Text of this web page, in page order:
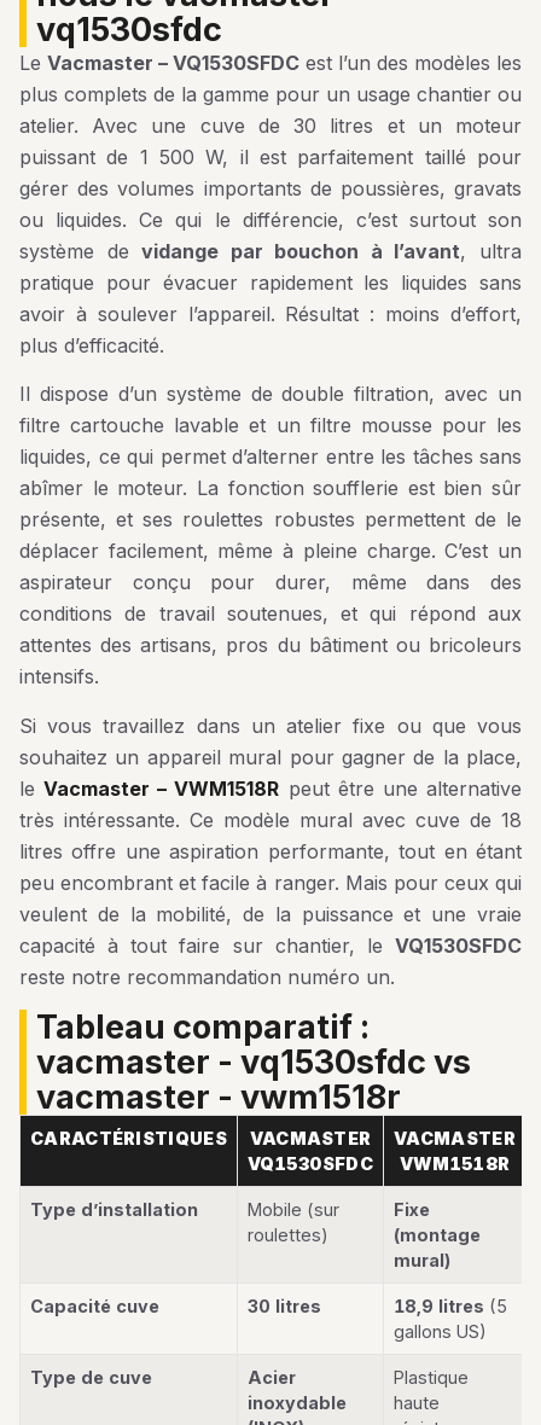
vq1530sfdc
Le Vacmaster – VQ1530SFDC est l’un des modèles les
plus complets de la gamme pour un usage chantier ou
atelier. Avec une cuve de 30 litres et un moteur
puissant de 1 500 W, il est parfaitement taillé pour
gérer des volumes importants de poussières, gravats
ou liquides. Ce qui le différencie, c’est surtout son
système devidange par bouchon à l’avant, ultra
pratique pour évacuer rapidement les liquides sans
avoir à soulever l’appareil. Résultat : moins d’effort,
plus d’efficacité.
Il dispose d’un système de double filtration, avec un
filtre cartouche lavable et un filtre mousse pour les
liquides, ce qui permet d’alterner entre les tâches sans
abîmer le moteur. La fonction soufflerie est bien sûr
présente, et ses roulettes robustes permettent de le
déplacer facilement, même à pleine charge. C’est un
aspirateur conçu pour durer, même dans des
conditions de travail soutenues, et qui répond aux
attentes des artisans, pros du bâtiment ou bricoleurs
intensifs.
Si vous travaillez dans un atelier fixe ou que vous
souhaitez un appareil mural pour gagner de la place,
leVacmaster – VWM1518R peut être une alternative
très intéressante. Ce modèle mural avec cuve de 18
litres offre une aspiration performante, tout en étant
peu encombrant et facile à ranger. Mais pour ceux qui
veulent de la mobilité, de la puissance et une vraie
capacité à tout faire sur chantier, le VQ1530SFDC
reste notre recommandation numéro un.
tableau comparatif :
vacmaster - vq1530sfdc vs
vacmaster - vwm1518r
CARACTÉRISTIQUES
VACMASTER
VQ1530SFDC
VACMASTER
VWM1518R
Type d’installation
Mobile (sur
roulettes)
Fixe
(montage
mural)
Capacité cuve 30 litres 18,9 litres (5
gallons US)
Type de cuve
Acier
inoxydable
Plastique
haute